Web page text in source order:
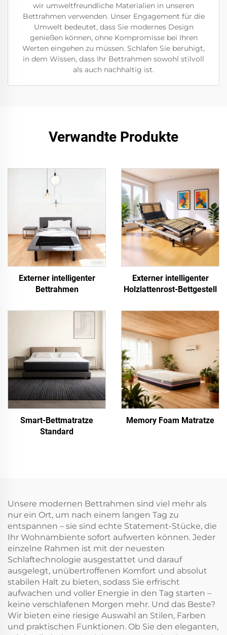
wir umweltfreundliche Materialien in unseren
Bettrahmen verwenden. Unser Engagement für die
Umwelt bedeutet, dass Sie modernes Design
genießen können, ohne Kompromisse bei Ihren
Werten eingehen zu müssen. Schlafen Sie beruhigt,
in dem Wissen, dass Ihr Bettrahmen sowohl stilvoll
als auch nachhaltig ist.
Verwandte Produkte
Externer intelligenter
Bettrahmen
Externer intelligenter
Holzlattenrost-Bettgestell
Smart-Bettmatratze
Standard
Memory Foam Matratze
Unsere modernen Bettrahmen sind viel mehr als
nur ein Ort, um nach einem langen Tag zu
entspannen – sie sind echte Statement-Stücke, die
Ihr Wohnambiente sofort aufwerten können. Jeder
einzelne Rahmen ist mit der neuesten
Schlaftechnologie ausgestattet und darauf
ausgelegt, unübertroffenen Komfort und absolut
stabilen Halt zu bieten, sodass Sie erfrischt
aufwachen und voller Energie in den Tag starten –
keine verschlafenen Morgen mehr. Und das Beste?
Wir bieten eine riesige Auswahl an Stilen, Farben
und praktischen Funktionen. Ob Sie den eleganten,